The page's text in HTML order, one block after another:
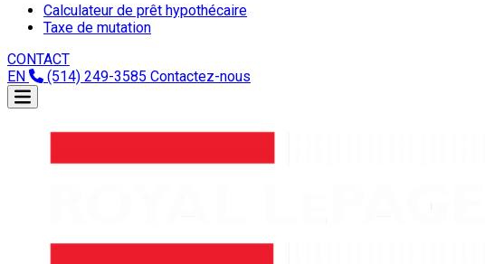
Calculateur de prêt hypothécaire
Taxe de mutation
CONTACT
EN
(514) 249-3585 Contactez-nous